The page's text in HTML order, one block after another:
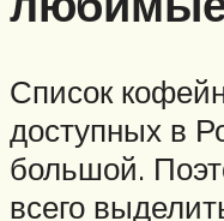
Список
доступных в
большой.
всего